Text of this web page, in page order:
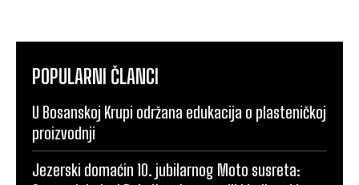
POPULARNI ČLANCI
U Bosanskoj Krupi održana edukacija o plasteničkoj
proizvodnji
Jezerski domaćin 10. jubilarnog Moto susreta: